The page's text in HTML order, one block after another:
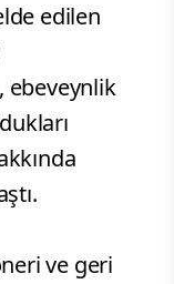
edilen
ebeveynlik
ve geri